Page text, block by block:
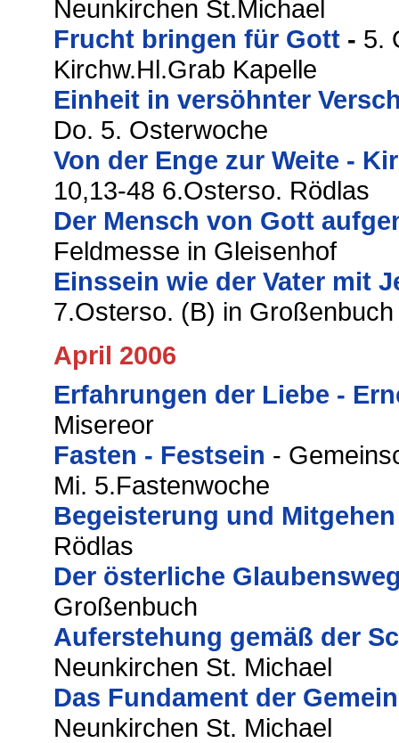
Neunkirchen St.Michael
Frucht bringen für Gott - 5.
Kirchw.Hl.Grab Kapelle
Einheit in versöhnter
Do. 5. Osterwoche
Von der Enge zur Weite -
10,13-48 6.Osterso. Rödlas
Der Mensch von Gott
Feldmesse in Gleisenhof
Einssein wie der Vater mit
7.Osterso. (B) in Großenbuch
April 2006
Erfahrungen der Liebe -
Misereor
Fasten - Festsein -
Mi. 5.Fastenwoche
Begeisterung und Mitgehen
Rödlas
Der österliche
Großenbuch
Auferstehung gemäß der
Neunkirchen St. Michael
Das Fundament der
Neunkirchen St. Michael